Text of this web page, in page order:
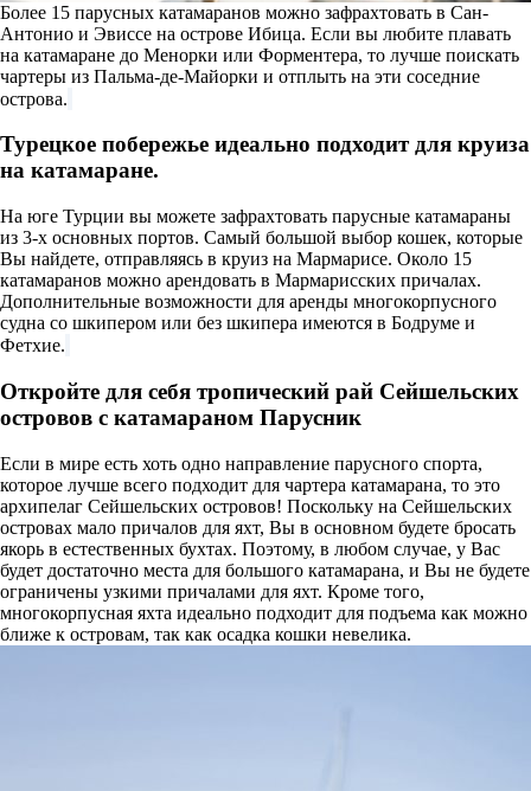
Более 15 парусных катамаранов можно зафрахтовать в Сан-
Антонио и Эвиссе на острове Ибица. Если вы любите плавать
на катамаране до Менорки или Форментера, то лучше поискать
чартеры из Пальма-де-Майорки и отплыть на эти соседние
острова.
Турецкое побережье идеально подходит для круиза
на катамаране.
На юге Турции вы можете зафрахтовать парусные катамараны
из 3-х основных портов. Самый большой выбор кошек, которые
Вы найдете, отправляясь в круиз на Мармарисе. Около 15
катамаранов можно арендовать в Мармарисских причалах.
Дополнительные возможности для аренды многокорпусного
судна со шкипером или без шкипера имеются в Бодруме и
Фетхие.
Откройте для себя тропический рай Сейшельских
островов с катамараном Парусник
Если в мире есть хоть одно направление парусного спорта,
которое лучше всего подходит для чартера катамарана, то это
архипелаг Сейшельских островов! Поскольку на Сейшельских
островах мало причалов для яхт, Вы в основном будете бросать
якорь в естественных бухтах. Поэтому, в любом случае, у Вас
будет достаточно места для большого катамарана, и Вы не будете
ограничены узкими причалами для яхт. Кроме того,
многокорпусная яхта идеально подходит для подъема как можно
ближе к островам, так как осадка кошки невелика.